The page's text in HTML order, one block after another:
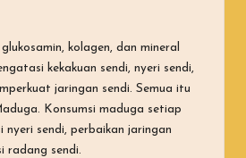
kolagen, dan mineral
kekakuan sendi, nyeri sendi,
jaringan sendi. Semua itu
Konsumsi maduga setiap
nyeri sendi, perbaikan jaringan
radang sendi.